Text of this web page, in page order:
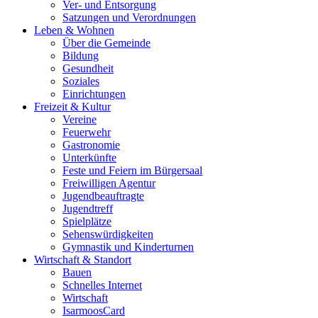
Ver- und Entsorgung
Satzungen und Verordnungen
Leben & Wohnen
Über die Gemeinde
Bildung
Gesundheit
Soziales
Einrichtungen
Freizeit & Kultur
Vereine
Feuerwehr
Gastronomie
Unterkünfte
Feste und Feiern im Bürgersaal
Freiwilligen Agentur
Jugendbeauftragte
Jugendtreff
Spielplätze
Sehenswürdigkeiten
Gymnastik und Kinderturnen
Wirtschaft & Standort
Bauen
Schnelles Internet
Wirtschaft
IsarmoosCard